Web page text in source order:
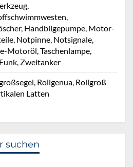
Handbilgepumpe, Motor-
Notpinne, Notsignale,
Motoröl, Taschenlampe,
Zweitanker
Rollgenua, Rollgroß
Latten
suchen